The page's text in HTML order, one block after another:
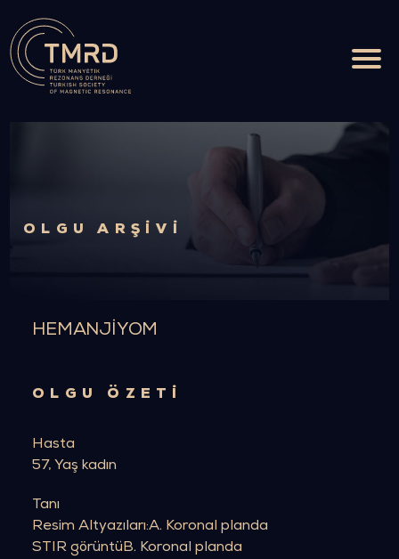
OLGU ARŞIVI
HEMANJIYOM
OLGU ÖZETİ
Hasta
57, Yaş kadın
Tanı
Resim Altyazıları:A. Koronal planda
STIR görüntüB. Koronal planda